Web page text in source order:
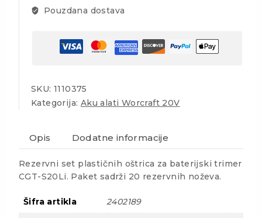
Pouzdana dostava
SKU: 1110375
Kategorija: Aku alati Worcraft 20V
Opis Dodatne informacije
Rezervni set plastičnih oštrica za baterijski trimer
CGT-S20Li. Paket sadrži 20 rezervnih noževa.
Šifra artikla 2402189